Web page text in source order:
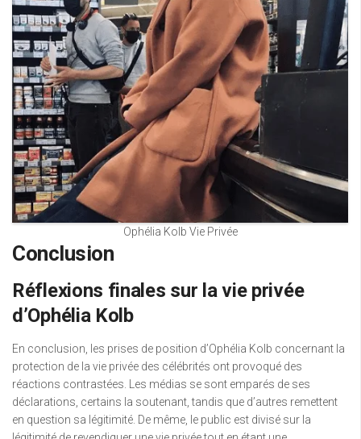
Ophélia Kolb Vie Privée
Conclusion
Réflexions finales sur la vie privée
d’Ophélia Kolb
En conclusion, les prises de position d’Ophélia Kolb concernant la
protection de la vie privée des célébrités ont provoqué des
réactions contrastées. Les médias se sont emparés de ses
déclarations, certains la soutenant, tandis que d’autres remettent
en question sa légitimité. De même, le public est divisé sur la